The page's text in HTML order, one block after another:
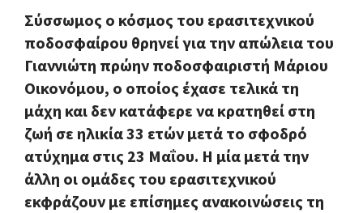
Σύσσωμος ο κόσμος του ερασιτεχνικού
ποδοσφαίρου θρηνεί για την απώλεια του
Γιαννιώτη πρώην ποδοσφαιριστή Μάριου
Οικονόμου, ο οποίος έχασε τελικά τη
μάχη και δεν κατάφερε να κρατηθεί στη
ζωή σε ηλικία 33 ετών μετά το σφοδρό
ατύχημα στις 23 Μαΐου. Η μία μετά την
άλλη οι ομάδες του ερασιτεχνικού
εκφράζουν με επίσημες ανακοινώσεις τη